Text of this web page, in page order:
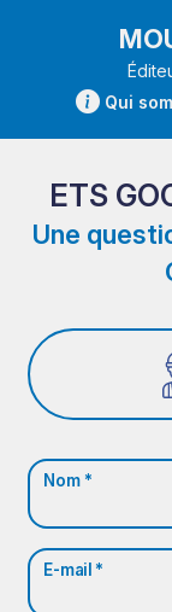
Qui
ETS
Une
Nom *
E-mail *